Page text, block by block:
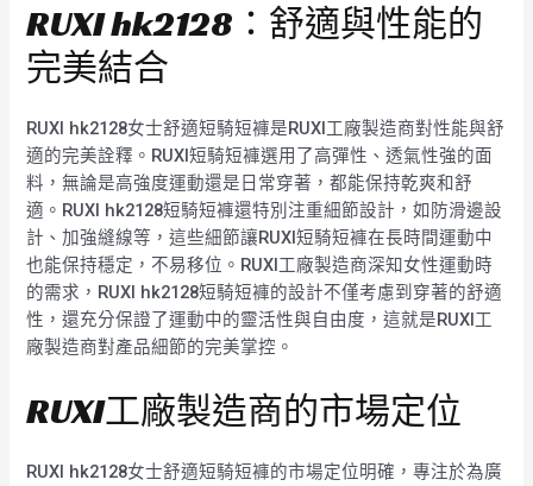
RUXI hk2128：舒適與性能的
完美結合
RUXI hk2128女士舒適短騎短褲是RUXI工廠製造商對性能與舒
適的完美詮釋。RUXI短騎短褲選用了高彈性、透氣性強的面
料，無論是高強度運動還是日常穿著，都能保持乾爽和舒
適。RUXI hk2128短騎短褲還特別注重細節設計，如防滑邊設
計、加強縫線等，這些細節讓RUXI短騎短褲在長時間運動中
也能保持穩定，不易移位。RUXI工廠製造商深知女性運動時
的需求，RUXI hk2128短騎短褲的設計不僅考慮到穿著的舒適
性，還充分保證了運動中的靈活性與自由度，這就是RUXI工
廠製造商對產品細節的完美掌控。
RUXI工廠製造商的市場定位
RUXI hk2128女士舒適短騎短褲的市場定位明確，專注於為廣